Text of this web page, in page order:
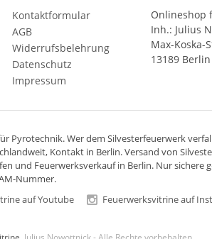
Kontaktformular
AGB
Widerrufsbelehrung
Datenschutz
Impressum
Onlineshop
Inh.: Julius
Max-Koska-
13189 Berlin
Pyrotechnik. Wer dem Silvesterfeuerwerk
, Kontakt in Berlin. Versand von
und Feuerwerksverkauf in Berlin. Nur sichere
Nummer.
auf Youtube Feuerwerksvitrine auf